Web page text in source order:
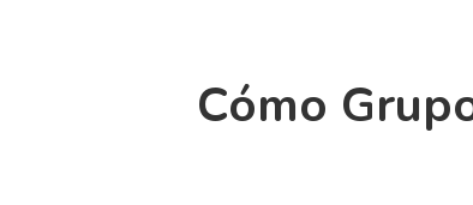
Cómo